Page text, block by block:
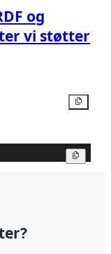
og
vi støtter